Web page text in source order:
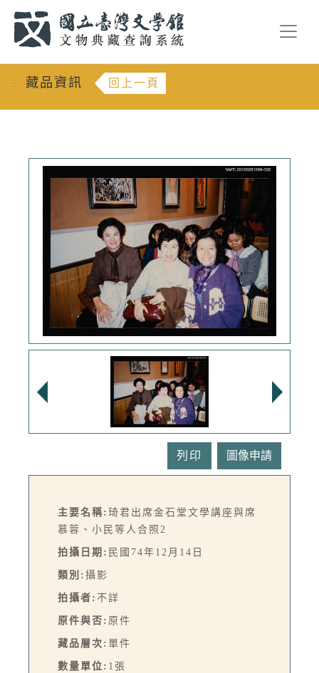
::: 藏品資訊 回上一頁
列印
主要名稱: 琦君出席金石堂文學講座與席
慕蓉、小民等人合照2
拍攝日期: 民國74年12月14日
類別: 攝影
拍攝者: 不詳
原件與否: 原件
藏品層次: 單件
數量單位: 1張